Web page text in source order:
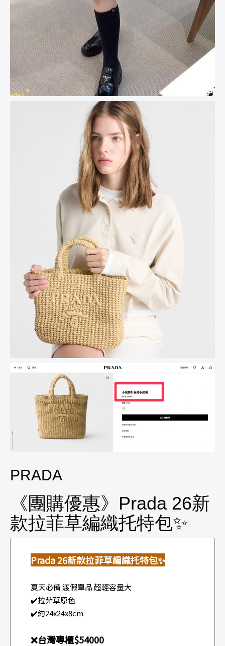
PRADA
《團購優惠》Prada 26新
款拉菲草編織托特包✨
Prada 26新款拉菲草編織托特包✨
夏天必備 渡假單品 超輕容量大
✔️拉菲草原色
✔️約24x24x8cm
❌台灣專櫃$54000